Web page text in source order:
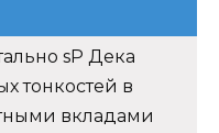
sP Дека
тонкостей в
вкладами